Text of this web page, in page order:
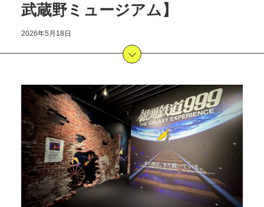
CONTACT お問合せ
POLICY COMPANY
武蔵野ミュージアム】
2026年5月18日